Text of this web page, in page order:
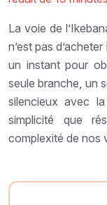
La voie de
n’est pas
un instant pour
seule branche, un
silencieux avec
simplicité que
complexité de nos